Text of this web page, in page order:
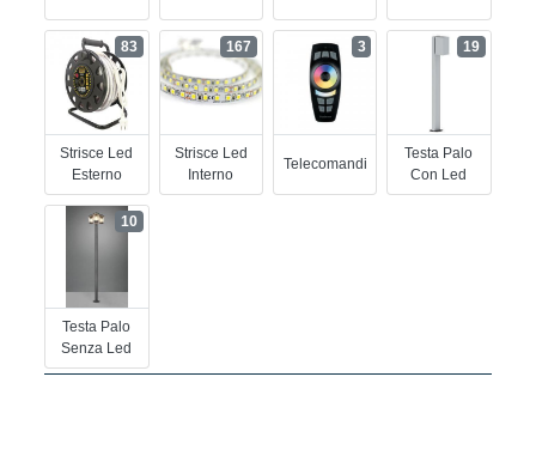
Strisce Led
Esterno
83
Strisce Led
Interno
167
Telecomandi
3
Testa Palo
Con Led
19
Testa Palo
Senza Led
10